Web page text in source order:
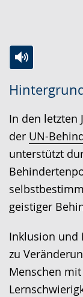
Leichten
Sprache
wechseln.
Audio-
Unterstützung.
Video
in
Deutscher
wird
angezeigt.
In den letzten
der UN-
unterstützt
geistiger
Inklusion und
zu
Menschen